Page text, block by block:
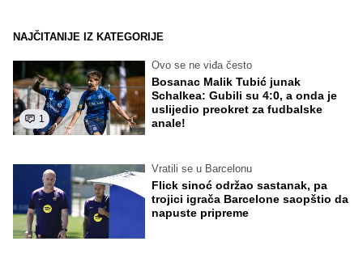
NAJČITANIJE IZ KATEGORIJE
1
Ovo se ne viđa često
Bosanac Malik Tubić junak
Schalkea: Gubili su 4:0, a onda je
uslijedio preokret za fudbalske
anale!
Vratili se u Barcelonu
Flick sinoć održao sastanak, pa
trojici igrača Barcelone saopštio da
napuste pripreme